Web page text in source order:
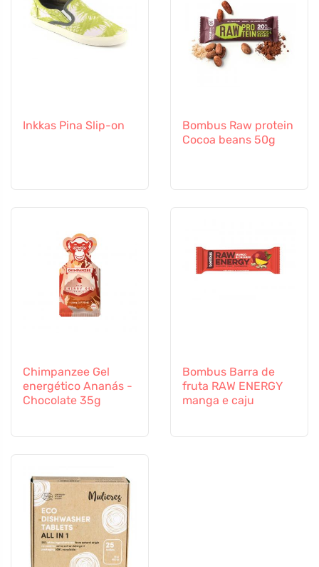
Inkkas Pina Slip-on
Bombus Raw protein
Cocoa beans 50g
Chimpanzee Gel
energético Ananás -
Chocolate 35g
Bombus Barra de
fruta RAW ENERGY
manga e caju